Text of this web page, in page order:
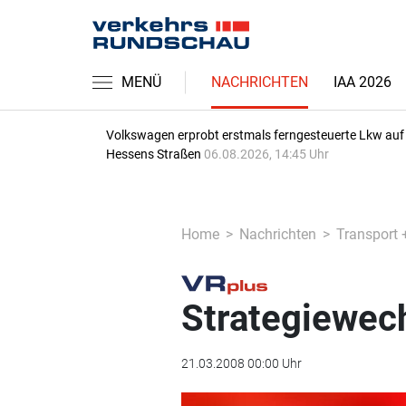
MENÜ NACHRICHTEN IAA 2026
Volkswagen erprobt erstmals ferngesteuerte Lkw auf
Hessens Straßen 06.08.2026, 14:45 Uhr
Home Nachrichten Transport
21.03.2008 00:00 Uhr